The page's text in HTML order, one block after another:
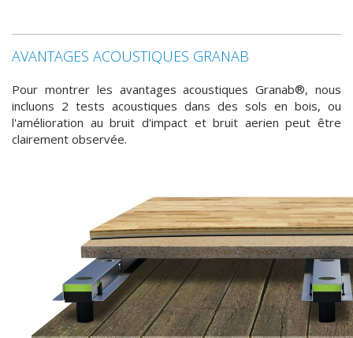
AVANTAGES ACOUSTIQUES GRANAB
Pour montrer les avantages acoustiques Granab®, nous
incluons 2 tests acoustiques dans des sols en bois, ou
l'amélioration au bruit d'impact et bruit aerien peut être
clairement observée.